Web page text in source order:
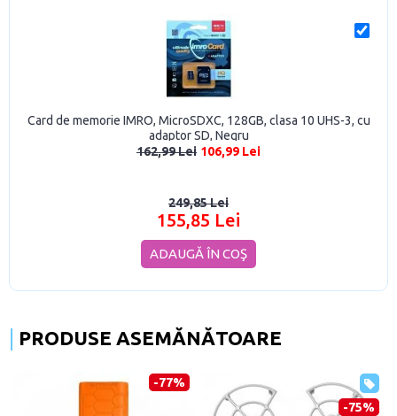
Card de memorie IMRO, MicroSDXC, 128GB, clasa 10 UHS-3, cu
adaptor SD, Negru
162,99 Lei 106,99 Lei
249,85 Lei
155,85 Lei
ADAUGĂ ÎN COŞ
PRODUSE ASEMĂNĂTOARE
-77%
-75%